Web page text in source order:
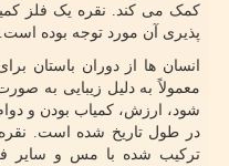
کمک می کند. نقره یک فلز
پذیری آن مورد توجه بوده است.
انسان ها از دوران باستان
معمولاً به دلیل زیبایی به
‌شود، ارزش، کمیاب بودن و
ترکیب شده با مس و سایر